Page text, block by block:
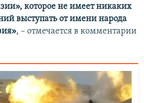
которое не имеет никаких
выступать от имени народа
, – отмечается в комментарии